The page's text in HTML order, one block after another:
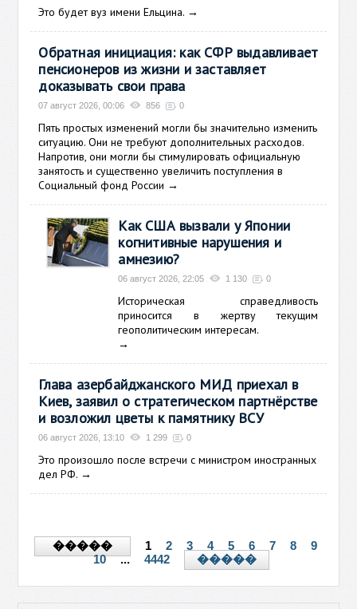
Это будет вуз имени Ельцина. →
Обратная инициация: как СФР выдавливает
пенсионеров из жизни и заставляет
доказывать свои права
07 август 2026, 00:06 856 0
Пять простых изменений могли бы значительно изменить
ситуацию. Они не требуют дополнительных расходов.
Напротив, они могли бы стимулировать официальную
занятость и существенно увеличить поступления в
Социальный фонд России →
Как США вызвали у Японии
когнитивные нарушения и
амнезию?
06 август 2026, 22:05 1 130 0
Историческая справедливость
приносится в жертву текущим
геополитическим интересам.
→
Глава азербайджанского МИД приехал в
Киев, заявил о стратегическом партнёрстве
и возложил цветы к памятнику ВСУ
06 август 2026, 13:10 1 299 0
Это произошло после встречи с министром иностранных
дел РФ. →
����� 1 2 3 4 5 6 7 8
9
10
... 4442 �����